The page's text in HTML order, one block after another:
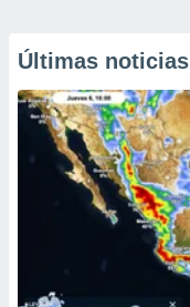
Últimas noticias